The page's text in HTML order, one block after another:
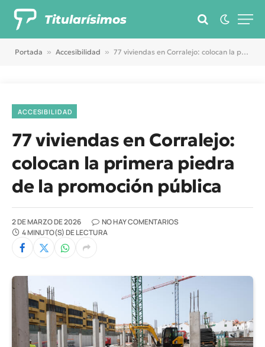
Titularísimos
Portada » Accesibilidad » 77 viviendas en Corralejo: colocan la primera piedra de la promoción pública
ACCESIBILIDAD
77 viviendas en Corralejo:
colocan la primera piedra
de la promoción pública
2 DE MARZO DE 2026
NO HAY COMENTARIOS
4 MINUTO(S) DE LECTURA